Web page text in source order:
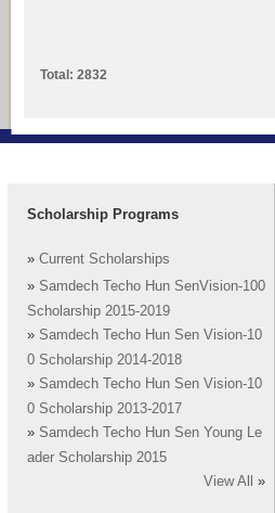
Total: 2832
Scholarship Programs
» Current Scholarships
» Samdech Techo Hun SenVision-100
Scholarship 2015-2019
» Samdech Techo Hun Sen Vision-10
0 Scholarship 2014-2018
» Samdech Techo Hun Sen Vision-10
0 Scholarship 2013-2017
» Samdech Techo Hun Sen Young Le
ader Scholarship 2015
View All
»